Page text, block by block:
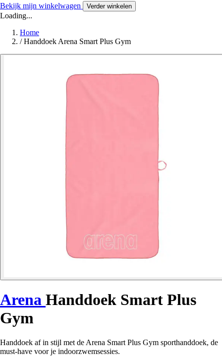
Bekijk mijn winkelwagen Verder winkelen
Loading...
Home
/ Handdoek Arena Smart Plus Gym
Arena Handdoek Smart Plus
Gym
Handdoek af in stijl met de Arena Smart Plus Gym sporthanddoek, de
must-have voor je indoorzwemsessies.